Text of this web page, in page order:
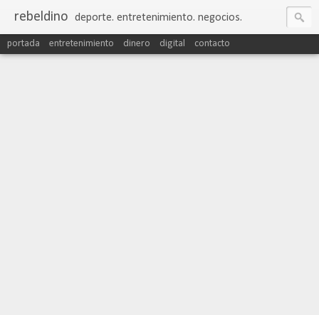
rebeldino deporte. entretenimiento. negocios.
portada entretenimiento dinero digital contacto